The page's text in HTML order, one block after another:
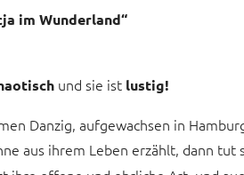
im Wunderland“
und sie ist lustig!
Danzig, aufgewachsen in
aus ihrem Leben erzählt, dann tut